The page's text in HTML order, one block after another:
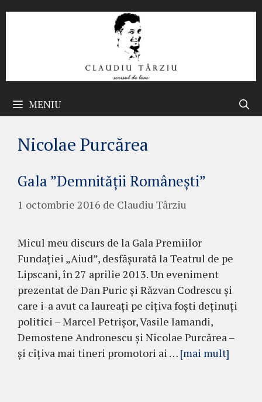
MENIU
Nicolae Purcărea
Gala ”Demnității Românești”
1 octombrie 2016 de Claudiu Târziu
Micul meu discurs de la Gala Premiilor
Fundaţiei „Aiud”, desfășurată la Teatrul de pe
Lipscani, în 27 aprilie 2013. Un eveniment
prezentat de Dan Puric şi Răzvan Codrescu și
care i-a avut ca laureați pe cîțiva foști deținuți
politici – Marcel Petrișor, Vasile Iamandi,
Demostene Andronescu și Nicolae Purcărea –
și cîțiva mai tineri promotori ai … [mai mult]